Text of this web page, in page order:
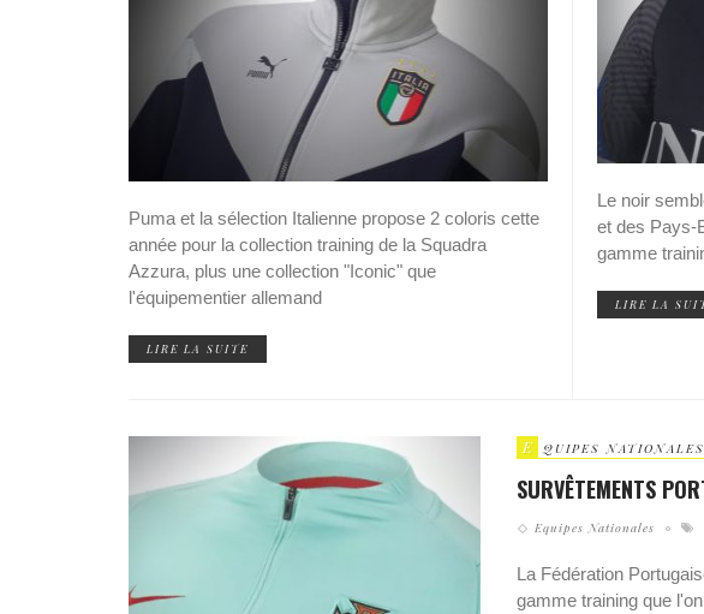
Puma et la sélection Italienne propose 2 coloris cette
année pour la collection training de la Squadra
Azzura, plus une collection "Iconic" que
l'équipementier allemand
LIRE LA SUITE
Le noir
et des Pays-
gamme
LIRE LA
E QUIPES NATIONALES
SURVÊTEMENTS
Equipes Nationales
La Fédération
gamme training que